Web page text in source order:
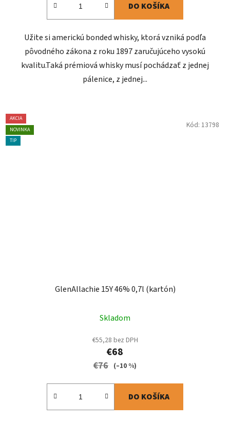
DO KOŠÍKA
Užite si americkú bonded whisky, ktorá vzniká podľa
pôvodného zákona z roku 1897 zaručujúceho vysokú
kvalitu.Taká prémiová whisky musí pochádzať z jednej
pálenice, z jednej...
AKCIA
NOVINKA
TIP
GlenAllachie 15Y 46% 0,7l (kartón)
Skladom
€55,28 bez DPH
€68
€76 (–10 %)
DO KOŠÍKA
Kód: 13798